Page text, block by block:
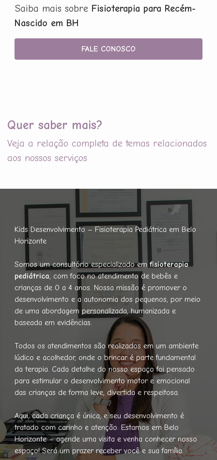
Saiba mais sobre Fisioterapia para Recém-
Nascido em BH
FALE CONOSCO
Quer saber mais?
Veja a relação completa de temas relacionados
aos nossos serviços
Kids Desenvolvimento – Fisioterapia Pediátrica em Belo
Horizonte
Somos um consultório especializado em fisioterapia
pediátrica, com foco no atendimento de bebês e
crianças de 0 a 4 anos. Nossa missão é promover o
desenvolvimento e a autonomia dos pequenos, por meio
de uma abordagem personalizada, humanizada e
baseada em evidências.
Todos os atendimentos são realizados em um ambiente
lúdico e acolhedor, onde o brincar é parte fundamental
da terapia. Cada detalhe do nosso espaço foi pensado
para estimular o desenvolvimento motor e emocional
das crianças de forma leve, divertida e respeitosa.
Aqui, cada criança é única, e seu desenvolvimento é
tratado com carinho e atenção. Estamos em Belo
Horizonte – agende uma visita e venha conhecer nosso
espaço! Será um prazer receber você e sua família.